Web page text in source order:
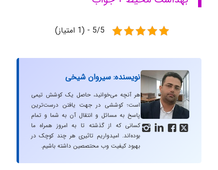
5/5 - (1 امتیاز)
   
نویسنده: سیروان شیخی
هر آنچه می‌خوانید، حاصل یک کوشش تیمی
است؛ کوششی در جهت یافتن درست‌ترین
پاسخ به مسائل و انتقال آن به شما و تمام
کسانی که از گذشته تا به امروز همراه ما
بوده‌اند. امیدواریم تاثیری هر چند کوچک در
بهبود کیفیت وب محتصصین داشته باشیم.